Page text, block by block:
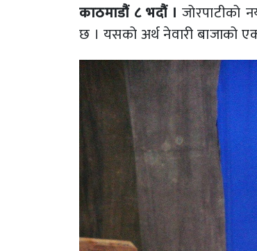
काठमाडौं ८ भदौं । जोरपाटीको
छ । यसको अर्थ नेवारी बाजाको